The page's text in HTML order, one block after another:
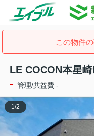
この物件
LE COCON本星崎
- 管理/共益費 -
1/2